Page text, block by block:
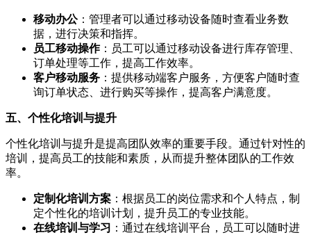
移动办公：管理者可以通过移动设备随时查看业务数
据，进行决策和指挥。
员工移动操作：员工可以通过移动设备进行库存管理、
订单处理等工作，提高工作效率。
客户移动服务 ：提供移动端客户服务，方便客户随时查
询订单状态、进行购买等操作，提高客户满意度。
五、个性化培训与提升
个性化培训与提升是提高团队效率的重要手段。通过针对性的
培训，提高员工的技能和素质，从而提升整体团队的工作效
率。
定制化培训方案 ：根据员工的岗位需求和个人特点，制
定个性化的培训计划，提升员工的专业技能。
在线培训与学习 ：通过在线培训平台，员工可以随时进